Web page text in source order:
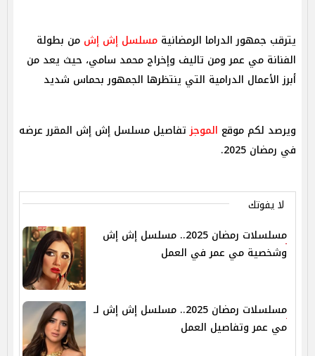
يترقب جمهور الدراما الرمضانية مسلسل إش إش من بطولة
الفنانة مي عمر ومن تاليف وإخراج محمد سامي، حيث يعد من
أبرز الأعمال الدرامية التي ينتظرها الجمهور بحماس شديد
ويرصد لكم موقع الموجزتفاصيل مسلسل إش إش المقرر عرضه
في رمضان 2025.
لا يفوتك
مسلسلات رمضان 2025.. مسلسل إش إش
وشخصية مي عمر في العمل
مسلسلات رمضان 2025.. مسلسل إش إش لـ
مي عمر وتفاصيل العمل